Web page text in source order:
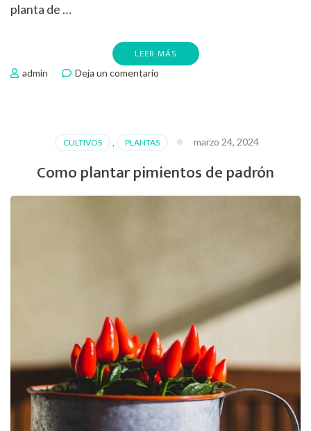
planta de …
LEER MÁS
admin Deja un comentario
exterior
CULTIVOS , PLANTAS marzo 24, 2024
Como plantar pimientos de padrón